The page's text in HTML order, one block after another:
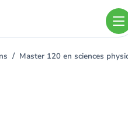
Master 120 en sciences